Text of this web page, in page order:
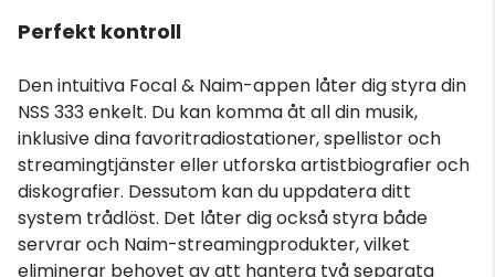
Perfekt kontroll
Den intuitiva Focal & Naim-appen låter dig styra din
NSS 333 enkelt. Du kan komma åt all din musik,
inklusive dina favoritradiostationer, spellistor och
streamingtjänster eller utforska artistbiografier och
diskografier. Dessutom kan du uppdatera ditt
system trådlöst. Det låter dig också styra både
servrar och Naim-streamingprodukter, vilket
eliminerar behovet av att hantera två separata